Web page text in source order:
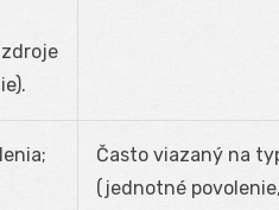
Často viazaný na
(jednotné